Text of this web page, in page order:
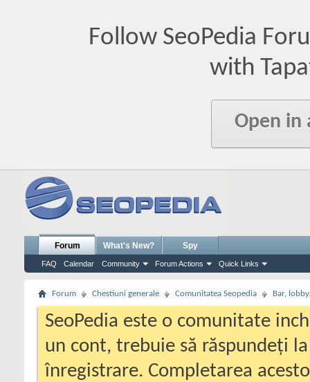
Follow SeoPedia
with
Open in
Forum
FAQ Calendar Community Forum Actions Quick Links
What's New? Spy
Forum Chestiuni generale Comunitatea Seopedia Bar,
SeoPedia este o comunitate
un cont, trebuie să răspundeți
înregistrare. Completarea